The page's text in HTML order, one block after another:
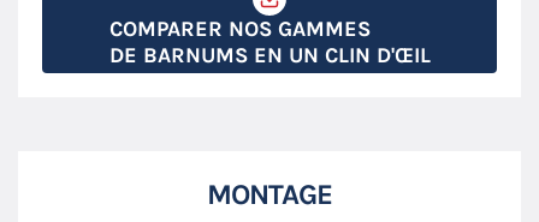
COMPARER NOS GAMMES
DE BARNUMS EN UN CLIN D'ŒIL
MONTAGE